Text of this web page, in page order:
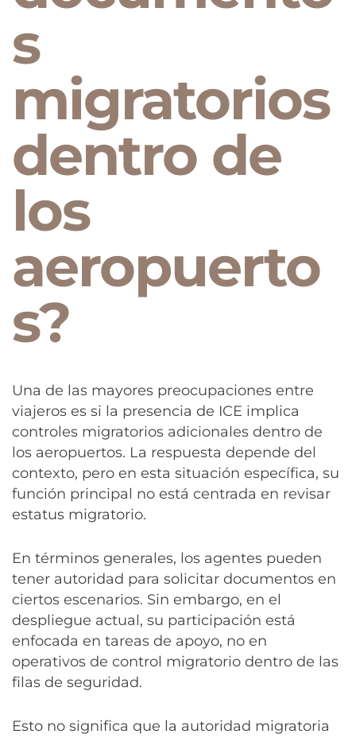
s
migratorios
dentro de
los
aeropuerto
s?
Una de las mayores preocupaciones entre
viajeros es si la presencia de ICE implica
controles migratorios adicionales dentro de
los aeropuertos. La respuesta depende del
contexto, pero en esta situación específica, su
función principal no está centrada en revisar
estatus migratorio.
En términos generales, los agentes pueden
tener autoridad para solicitar documentos en
ciertos escenarios. Sin embargo, en el
despliegue actual, su participación está
enfocada en tareas de apoyo, no en
operativos de control migratorio dentro de las
filas de seguridad.
Esto no significa que la autoridad migratoria